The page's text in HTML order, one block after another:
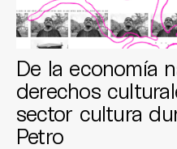
De la economía
derechos
sector cultura
Petro